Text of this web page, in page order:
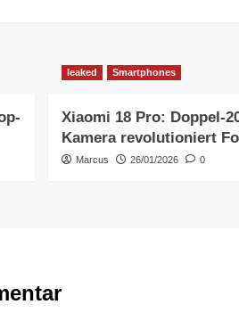
leaked Smartphones
Xiaomi 18 Pro: Doppel-
Kamera revolutioniert
Marcus 26/01/2026 0